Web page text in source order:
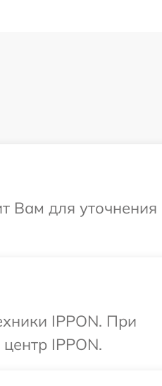
Вам для уточнения
IPPON. При
IPPON.